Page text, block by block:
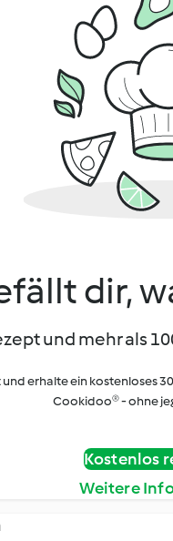
dir,
und mehr als
erhalte ein kostenloses
Cookidoo® - ohne
Kostenlos
Weitere